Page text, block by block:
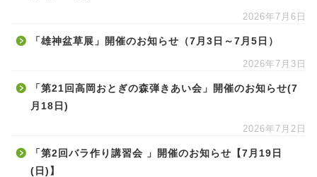
2026年7月6日
「雄神盆草展」開催のお知らせ（7月3日～7月5日）
2026年7月3日
「第21回高岡おとぎの森弾きあい会」開催のお知らせ(7
月18日)
2026年7月2日
「第2回バラ作り講習会 」開催のお知らせ【7月19日
(日)】